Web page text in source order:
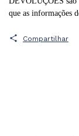
que as informações
Compartilhar